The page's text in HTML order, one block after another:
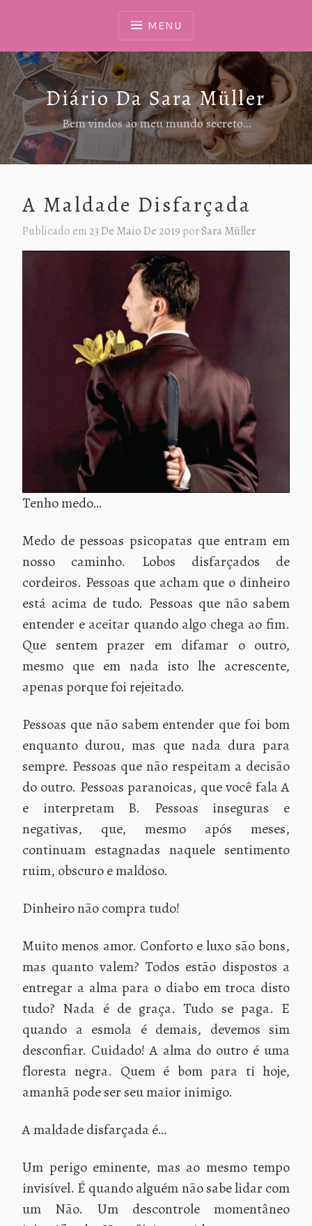
MENU
Diário Da Sara Müller
Bem vindos ao meu mundo secreto…
A Maldade Disfarçada
Publicado em 23 De Maio De 2019 porSara Müller
Tenho medo…
Medo de pessoas psicopatas que entram em
nosso caminho. Lobos disfarçados de
cordeiros. Pessoas que acham que o dinheiro
está acima de tudo. Pessoas que não sabem
entender e aceitar quando algo chega ao fim.
Que sentem prazer em difamar o outro,
mesmo que em nada isto lhe acrescente,
apenas porque foi rejeitado.
Pessoas que não sabem entender que foi bom
enquanto durou, mas que nada dura para
sempre. Pessoas que não respeitam a decisão
do outro. Pessoas paranoicas, que você fala A
e interpretam B. Pessoas inseguras e
negativas, que, mesmo após meses,
continuam estagnadas naquele sentimento
ruim, obscuro e maldoso.
Dinheiro não compra tudo!
Muito menos amor. Conforto e luxo são bons,
mas quanto valem? Todos estão dispostos a
entregar a alma para o diabo em troca disto
tudo? Nada é de graça. Tudo se paga. E
quando a esmola é demais, devemos sim
desconfiar. Cuidado! A alma do outro é uma
floresta negra. Quem é bom para ti hoje,
amanhã pode ser seu maior inimigo.
A maldade disfarçada é…
Um perigo eminente, mas ao mesmo tempo
invisível. É quando alguém não sabe lidar com
um Não. Um descontrole momentâneo